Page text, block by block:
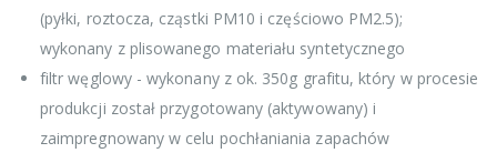
(pyłki, roztocza, cząstki PM10 i częściowo PM2.5);
wykonany z plisowanego materiału syntetycznego
filtr węglowy - wykonany z ok. 350g grafitu, który w procesie
produkcji został przygotowany (aktywowany) i
zaimpregnowany w celu pochłaniania zapachów